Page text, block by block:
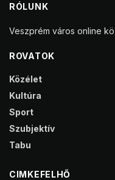
RÓLUNK
Veszprém város online
ROVATOK
Közélet
Kultúra
Sport
Szubjektív
Tabu
CIMKEFELHŐ